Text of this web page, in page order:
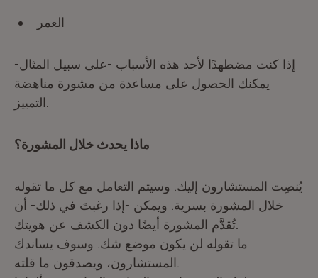
العمر
إذا كنت مضطهدًا لأحد هذه الأسباب -على سبيل المثال-
يمكنك الحصول على مساعدة من مشورة مناهضة
ماذا يحدث خلال المشورة؟
يُنصِت المستشارون إليك. وسيتم التعامل مع كل ما تقوله
خلال المشورة بسرية. ويمكن -إذا رغبتَ في ذلك- أن
ما تقوله لن يكون موضع شك. وسوف يساندك